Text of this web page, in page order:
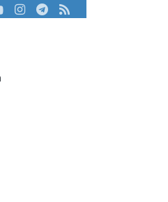
YoutubeInstagram
Telegram
RSS